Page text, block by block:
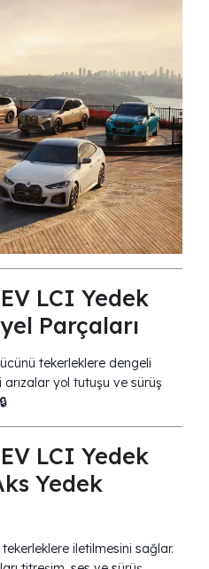
LCI Yedek
Parçaları
tekerleklere dengeli
arızalar yol tutuşu ve sürüş
LCI Yedek
Yedek
iletilmesini sağlar.